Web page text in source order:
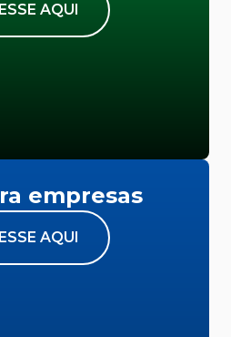
AQUI
empresas
AQUI